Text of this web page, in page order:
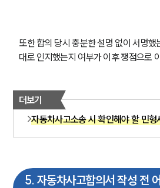
또한 합의 당시 충분한 설명 없이 서명했
대로 인지했는지 여부가 이후 쟁점으로
더보기
자동차사고소송 시 확인해야 할 민형
5. 자동차사고합의서 작성 전